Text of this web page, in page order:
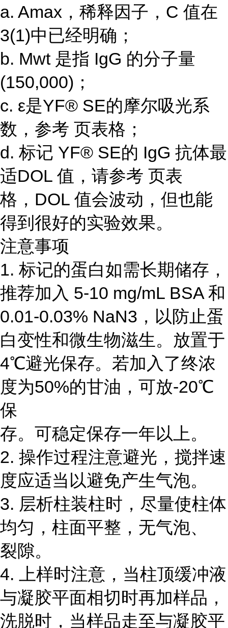
a. Amax，稀释因子，C 值在
3(1)中已经明确；
b. Mwt 是指 IgG 的分子量
(150,000)；
c. ε是YF® SE的摩尔吸光系
数，参考 页表格；
d. 标记 YF® SE的 IgG 抗体最
适DOL 值，请参考 页表
格，DOL 值会波动，但也能
得到很好的实验效果。
注意事项
1. 标记的蛋白如需长期储存，
推荐加入 5-10 mg/mL BSA 和
0.01-0.03% NaN3，以防止蛋
白变性和微生物滋生。放置于
4℃避光保存。若加入了终浓
度为50%的甘油，可放-20℃
保
存。可稳定保存一年以上。
2. 操作过程注意避光，搅拌速
度应适当以避免产生气泡。
3. 层析柱装柱时，尽量使柱体
均匀，柱面平整，无气泡、
裂隙。
4. 上样时注意，当柱顶缓冲液
与凝胶平面相切时再加样品，
洗脱时，当样品走至与凝胶平